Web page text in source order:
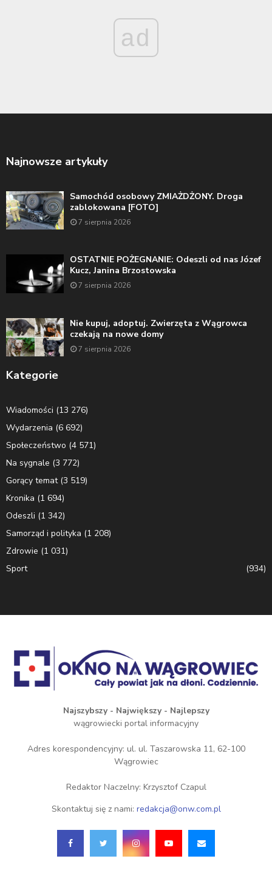
ad
Najnowsze artykuły
Samochód osobowy ZMIAŻDŻONY. Droga
zablokowana [FOTO]
7 sierpnia 2026
OSTATNIE POŻEGNANIE: Odeszli od nas Józef
Kucz, Janina Brzostowska
7 sierpnia 2026
Nie kupuj, adoptuj. Zwierzęta z Wągrowca
czekają na nowe domy
7 sierpnia 2026
Kategorie
Wiadomości (13 276)
Wydarzenia (6 692)
Społeczeństwo (4 571)
Na sygnale (3 772)
Gorący temat(3 519)
Kronika (1 694)
Odeszli (1 342)
Samorząd i polityka (1 208)
Zdrowie (1 031)
Sport
(934)
Najszybszy - Największy - Najlepszy
wągrowiecki portal informacyjny
Adres korespondencyjny: ul. ul. Taszarowska 11, 62-100
Wągrowiec
Redaktor Naczelny: Krzysztof Czapul
Skontaktuj się z nami: redakcja@onw.com.pl